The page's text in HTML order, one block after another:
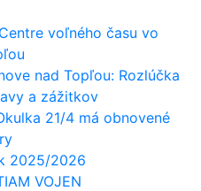
voľného času vo
nad Topľou: Rozlúčka
a zážitkov
21/4 má obnovené
2025/2026
VOJEN